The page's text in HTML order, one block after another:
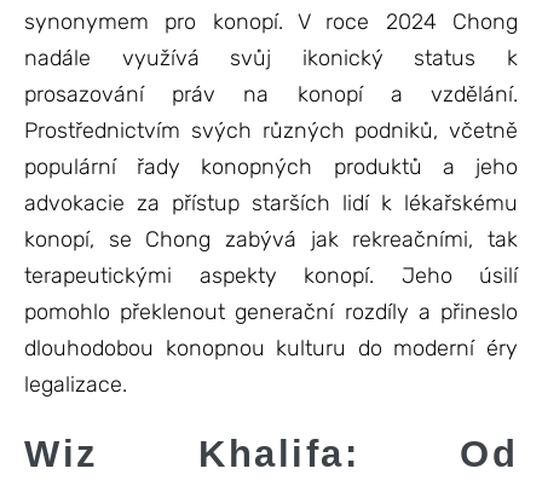
synonymem pro konopí. V roce 2024 Chong
nadále využívá svůj ikonický status k
prosazování práv na konopí a vzdělání.
Prostřednictvím svých různých podniků, včetně
populární řady konopných produktů a jeho
advokacie za přístup starších lidí k lékařskému
konopí, se Chong zabývá jak rekreačními, tak
terapeutickými aspekty konopí. Jeho úsilí
pomohlo překlenout generační rozdíly a přineslo
dlouhodobou konopnou kulturu do moderní éry
legalizace.
Wiz Khalifa: Od